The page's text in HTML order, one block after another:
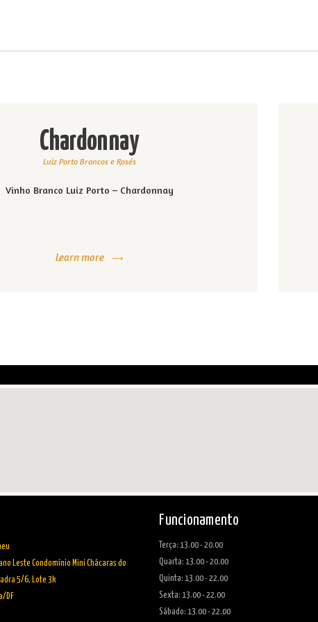
CONTATO
Chardonnay
Luiz Porto Brancos e Rosés
Vinho Branco Luiz Porto – Chardonnay
Learn more
Leste Condomínio Mini Chácaras do
5/6, Lote 3k
DF
Funcionamento
Terça: 13.00 - 20.00
Quarta: 13.00 - 20.00
Quinta: 13.00 - 22.00
Sexta: 13.00 - 22.00
Sábado: 13.00 - 22.00